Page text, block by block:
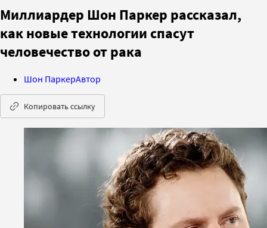
Миллиардер Шон Паркер рассказал,
как новые технологии спасут
человечество от рака
Шон ПаркерАвтор
Копировать ссылку